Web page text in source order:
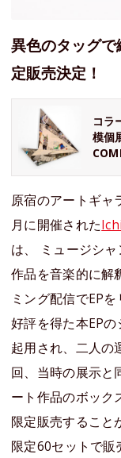
異色のタッグ
定販売決定！
コラ
模個
原宿のアートギャ
月に開催された
は、 ミュージシャ
作品を音楽的に解
ミング配信でEPを
好評を得た本EP
起用され、二人の
回、当時の展示と
ート作品のボック
限定販売すること
限定60セットで